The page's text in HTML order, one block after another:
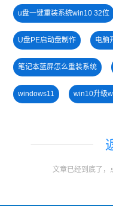
u盘一键重装系统win10 32位
U盘PE启动盘制作 电脑
笔记本蓝屏怎么重装系统
windows11 win10升级
win7系统安装教程
电脑开不了机怎么重装系统
文章已经到底了，